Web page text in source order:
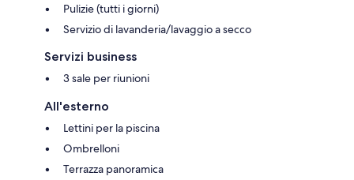
Pulizie (tutti i giorni)
Servizio di lavanderia/lavaggio a secco
Servizi business
3 sale per riunioni
All'esterno
Lettini per la piscina
Ombrelloni
Terrazza panoramica